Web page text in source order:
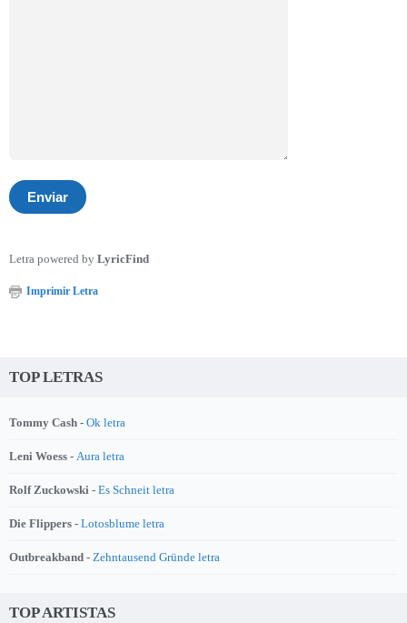
Letra powered by LyricFind
Imprimir Letra
TOP LETRAS
Tommy Cash - Ok letra
Leni Woess - Aura letra
Rolf Zuckowski - Es Schneit letra
Die Flippers - Lotosblume letra
Outbreakband - Zehntausend Gründe letra
TOP ARTISTAS